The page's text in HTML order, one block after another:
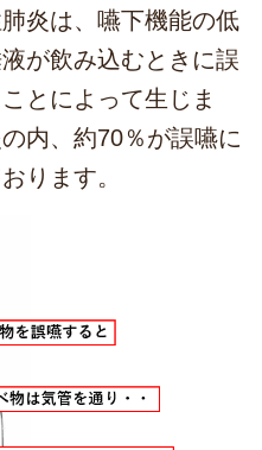
炎は、嚥下機能の低
が飲み込むときに誤
とによって生じま
内、約70％が誤嚥に
ります。